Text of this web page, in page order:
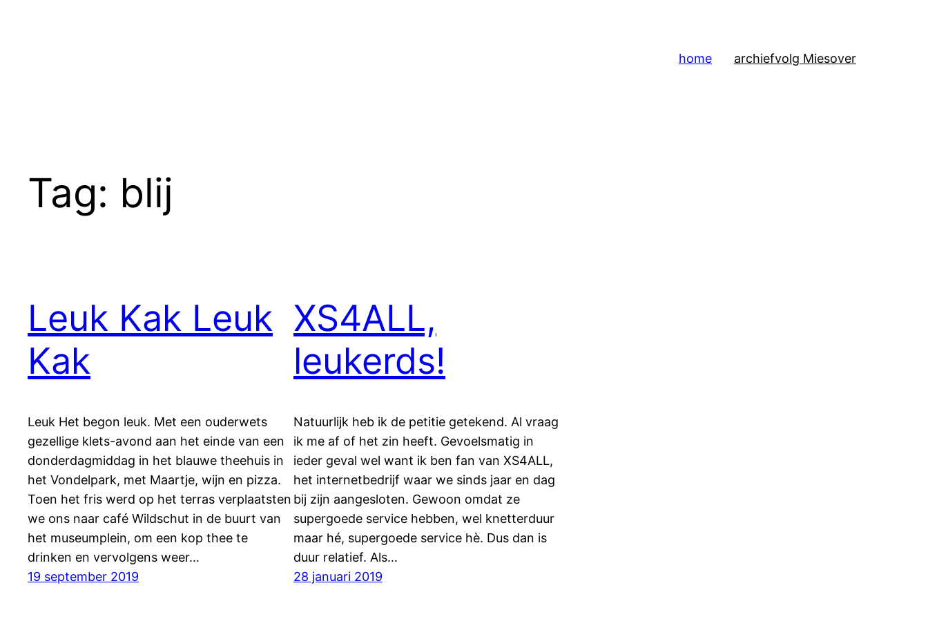
home archiefvolg Miesover
Tag: blij
Leuk Kak Leuk
Kak
Leuk Het begon leuk. Met een ouderwets
gezellige klets-avond aan het einde van een
donderdagmiddag in het blauwe theehuis in
het Vondelpark, met Maartje, wijn en pizza.
Toen het fris werd op het terras verplaatsten
we ons naar café Wildschut in de buurt van
het museumplein, om een kop thee te
drinken en vervolgens weer…
19 september 2019
XS4ALL,
leukerds!
Natuurlijk heb ik de petitie getekend. Al vraag
ik me af of het zin heeft. Gevoelsmatig in
ieder geval wel want ik ben fan van XS4ALL,
het internetbedrijf waar we sinds jaar en dag
bij zijn aangesloten. Gewoon omdat ze
supergoede service hebben, wel knetterduur
maar hé, supergoede service hè. Dus dan is
duur relatief. Als…
28 januari 2019